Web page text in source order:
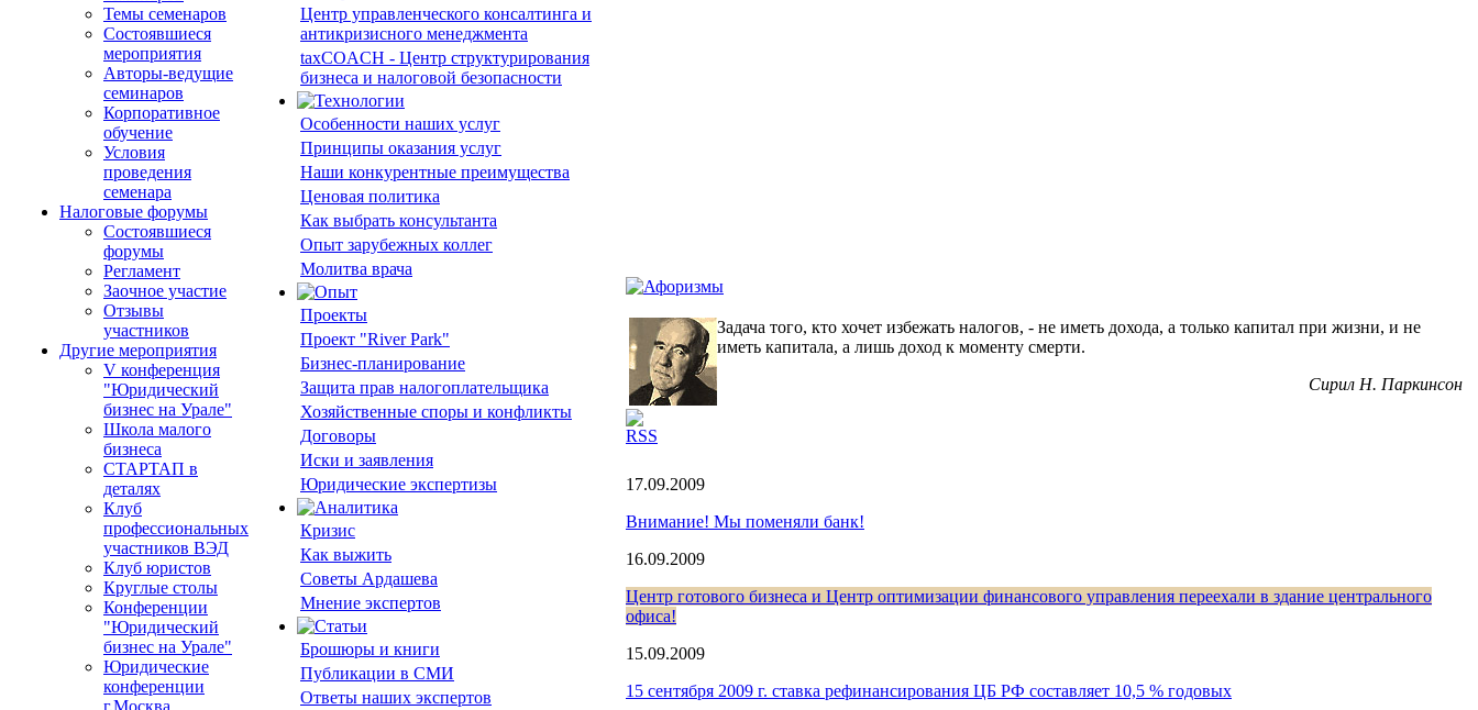
Темы семенаров
Состоявшиеся
мероприятия
Авторы-ведущие
семинаров
Корпоративное
обучение
Условия
проведения
семенара
Налоговые форумы
Состоявшиеся
форумы
Регламент
Заочное участие
Отзывы
участников
Другие мероприятия
V конференция
"Юридический
бизнес на Урале"
Школа малого
бизнеса
СТАРТАП в
деталях
Клуб
профессиональных
участников ВЭД
Клуб юристов
Круглые столы
Конференции
"Юридический
бизнес на Урале"
Юридические
конференции
г.Москва
Центр управленческого консалтинга и
антикризисного менеджмента
taxCOACH - Центр структурирования
бизнеса и налоговой безопасности
Особенности наших услуг
Принципы оказания услуг
Наши конкурентные преимущества
Ценовая политика
Как выбрать консультанта
Опыт зарубежных коллег
Молитва врача
Проекты
Проект "River Park"
Бизнес-планирование
Защита прав налогоплательщика
Хозяйственные споры и конфликты
Договоры
Иски и заявления
Юридические экспертизы
Кризис
Как выжить
Советы Ардашева
Мнение экспертов
Брошюры и книги
Публикации в СМИ
Ответы наших экспертов
Задача того, кто хочет избежать налогов, - не иметь дохода, а только капитал при жизни, и не
иметь капитала, а лишь доход к моменту смерти.
Сирил Н. Паркинсон
RSS
17.09.2009
Внимание! Мы поменяли банк!
16.09.2009
Центр готового бизнеса и Центр оптимизации финансового управления переехали в здание центрального
офиса!
15.09.2009
15 сентября 2009 г. ставка рефинансирования ЦБ РФ составляет 10,5 % годовых